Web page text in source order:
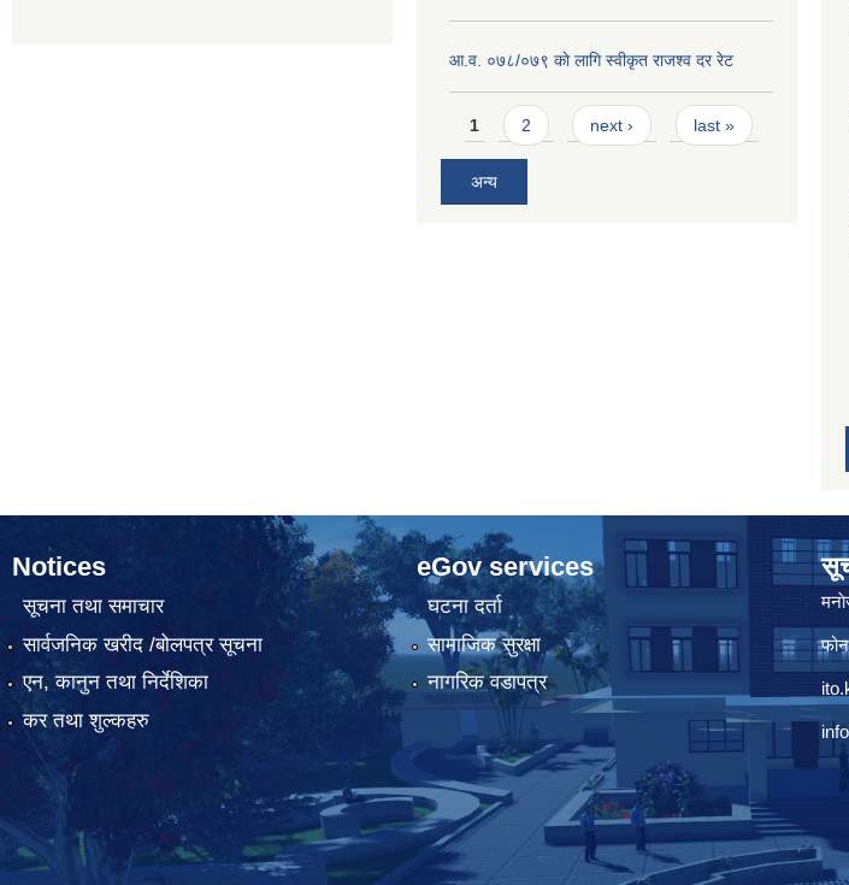
आ.व. ०७८/०७९ काे लागि स्वीकृत राजश्व दर रेट
Pages
1 2 next › last »
अन्य
Notices
सूचना तथा समाचार
सार्वजनिक खरीद /बोलपत्र सूचना
एन, कानुन तथा निर्देशिका
कर तथा शुल्कहरु
eGov services
घटना दर्ता
सामाजिक सुरक्षा
नागरिक वडापत्र